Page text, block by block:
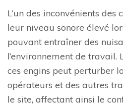
L’un des inconvénients
leur niveau sonore élevé
pouvant entraîner des
l’environnement de travail.
ces engins peut perturber
opérateurs et des autres
le site, affectant ainsi le